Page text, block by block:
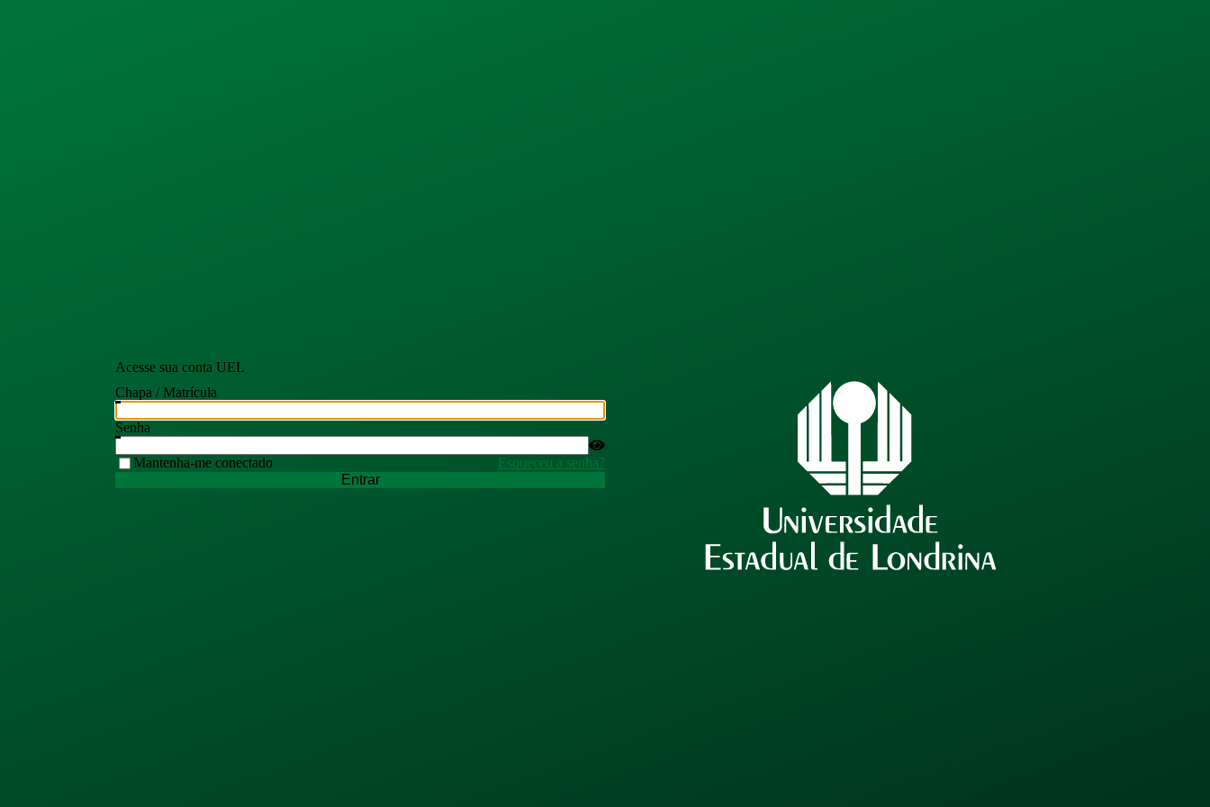
Acesse sua conta UEL
Chapa / Matrícula
Senha
Mantenha-me conectado
Esqueceu a senha?
Entrar